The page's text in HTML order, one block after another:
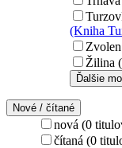
(Kniha
Žilina
Ďalšie
Nové / čítané
nová (0
čítaná (0